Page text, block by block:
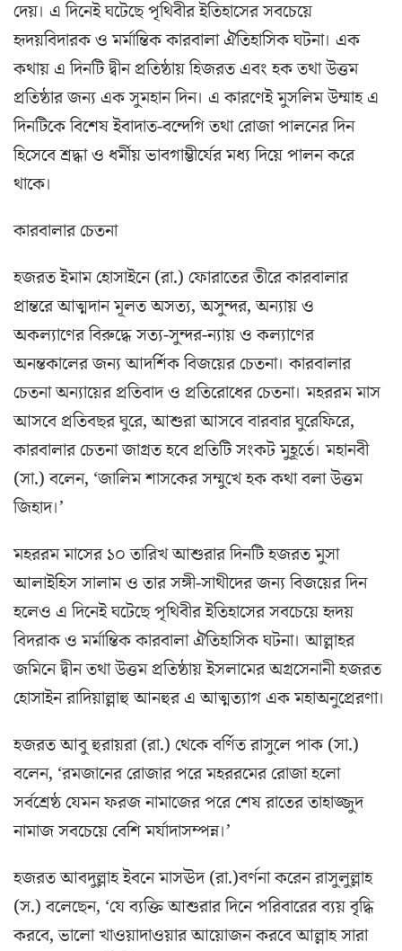
দেয়। এ দিনেই ঘটেছে পৃথিবীর ইতিহাসের সবচেয়ে
হৃদয়বিদারক ও মর্মান্তিক কারবালা ঐতিহাসিক ঘটনা। এক
কথায় এ দিনটি দ্বীন প্রতিষ্ঠায় হিজরত এবং হক তথা উত্তম
প্রতিষ্ঠার জন্য এক সুমহান দিন। এ কারণেই মুসলিম উম্মাহ এ
দিনটিকে বিশেষ ইবাদাত-বন্দেগি তথা রোজা পালনের দিন
হিসেবে শ্রদ্ধা ও ধর্মীয় ভাবগাম্ভীর্যের মধ্য দিয়ে পালন করে
থাকে।
কারবালার চেতনা
হজরত ইমাম হোসাইনে (রা.) ফোরাতের তীরে কারবালার
প্রান্তরে আত্মদান মূলত অসত্য, অসুন্দর, অন্যায় ও
অকল্যাণের বিরুদ্ধে সত্য-সুন্দর-ন্যায় ও কল্যাণের
অনন্তকালের জন্য আদর্শিক বিজয়ের চেতনা। কারবালার
চেতনা অন্যায়ের প্রতিবাদ ও প্রতিরোধের চেতনা। মহররম মাস
আসবে প্রতিবছর ঘুরে, আশুরা আসবে বারবার ঘুরেফিরে,
কারবালার চেতনা জাগ্রত হবে প্রতিটি সংকট মুহূর্তে। মহানবী
(সা.) বলেন, ‘জালিম শাসকের সম্মুখে হক কথা বলা উত্তম
জিহাদ।’
মহররম মাসের ১০ তারিখ আশুরার দিনটি হজরত মুসা
আলাইহিস সালাম ও তার সঙ্গী-সাথীদের জন্য বিজয়ের দিন
হলেও এ দিনেই ঘটেছে পৃথিবীর ইতিহাসের সবচেয়ে হৃদয়
বিদরাক ও মর্মান্তিক কারবালা ঐতিহাসিক ঘটনা। আল্লাহর
জমিনে দ্বীন তথা উত্তম প্রতিষ্ঠায় ইসলামের অগ্রসেনানী হজরত
হোসাইন রাদিয়াল্লাহু আনহুর এ আত্মত্যাগ এক মহাঅনুপ্রেরণা।
হজরত আবু হুরায়রা (রা.) থেকে বর্ণিত রাসুলে পাক (সা.)
বলেন, ‘রমজানের রোজার পরে মহররমের রোজা হলো
সর্বশ্রেষ্ঠ যেমন ফরজ নামাজের পরে শেষ রাতের তাহাজ্জুদ
নামাজ সবচেয়ে বেশি মর্যাদাসম্পন্ন।’
হজরত আবদুল্লাহ ইবনে মাসঊদ (রা.)বর্ণনা করেন রাসুলুল্লাহ
(স.) বলেছেন, ‘যে ব্যক্তি আশুরার দিনে পরিবারের ব্যয় বৃদ্ধি
করবে, ভালো খাওয়াদাওয়ার আয়োজন করবে আল্লাহ সারা